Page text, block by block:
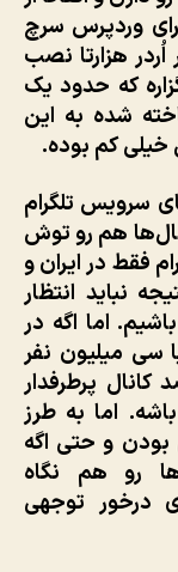
وردپرس سرچ
اُردر هزارتا نصب
که حدود یک
شده به این
خیلی کم بوده.
سرویس تلگرام
هم رو توش
فقط در ایران و
نباید انتظار
اما اگه در
سی میلیون نفر
پرطرفدار
اما به طرز
بودن و حتی اگه
رو هم نگاه
درخور توجهی